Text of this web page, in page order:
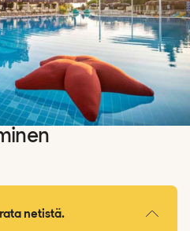
netistä.